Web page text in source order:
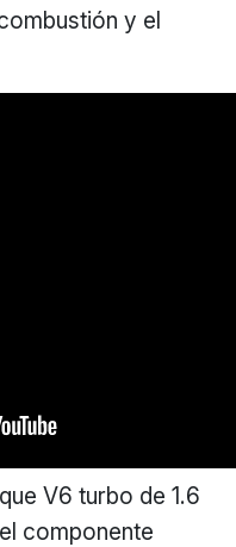
y el
V6 turbo de 1.6
componente